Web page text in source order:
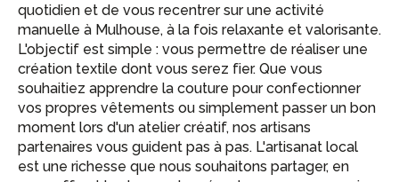
quotidien et de vous recentrer sur une activité
manuelle à Mulhouse, à la fois relaxante et valorisante.
L'objectif est simple : vous permettre de réaliser une
création textile dont vous serez fier. Que vous
souhaitiez apprendre la couture pour confectionner
vos propres vêtements ou simplement passer un bon
moment lors d'un atelier créatif, nos artisans
partenaires vous guident pas à pas. L'artisanat local
est une richesse que nous souhaitons partager, en